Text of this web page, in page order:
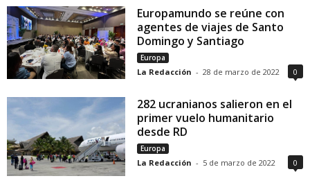
Europamundo se reúne con
agentes de viajes de Santo
Domingo y Santiago
Europa
La Redacción - 28 de marzo de 2022 0
282 ucranianos salieron en el
primer vuelo humanitario
desde RD
Europa
La Redacción - 5 de marzo de 2022 0